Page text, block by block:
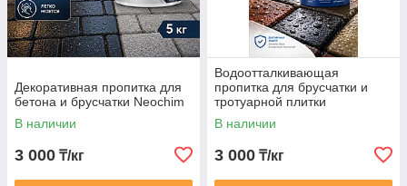
Декоративная пропитка для
бетона и брусчатки Neochim
В наличии
3 000 ₸/кг
Водоотталкивающая
пропитка для брусчатки и
тротуарной плитки
В наличии
3 000 ₸/кг